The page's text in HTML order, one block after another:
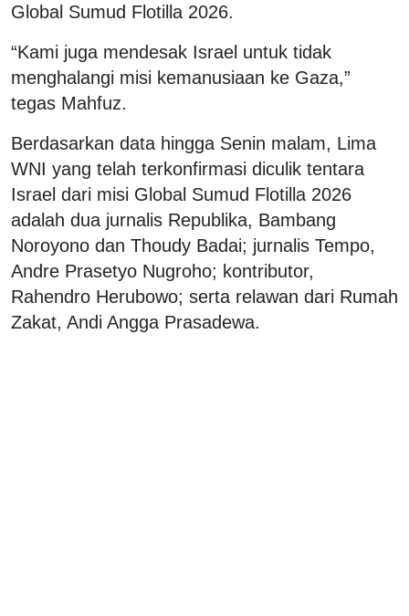
Global Sumud Flotilla 2026.
“Kami juga mendesak Israel untuk tidak
menghalangi misi kemanusiaan ke Gaza,”
tegas Mahfuz.
Berdasarkan data hingga Senin malam, Lima
WNI yang telah terkonfirmasi diculik tentara
Israel dari misi Global Sumud Flotilla 2026
adalah dua jurnalis Republika, Bambang
Noroyono dan Thoudy Badai; jurnalis Tempo,
Andre Prasetyo Nugroho; kontributor,
Rahendro Herubowo; serta relawan dari Rumah
Zakat, Andi Angga Prasadewa.